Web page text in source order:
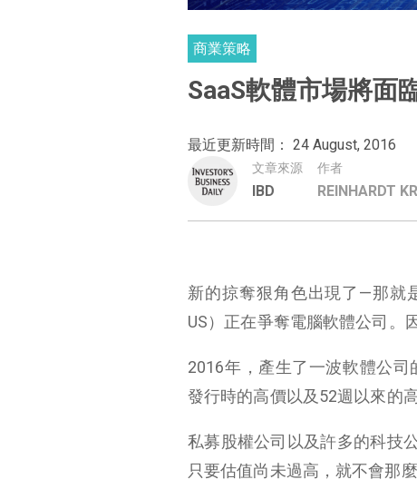
商業策略
SaaS軟體市場將面
最近更新時間： 24 August, 2016
文章來源
IBD
作者
REINHARDT
新的掠奪狠角色出現了—那就
US）正在爭奪電腦軟體公司。
2016年，產生了一波軟體公
發行時的高價以及52週以來的高
私募股權公司以及許多的科技
只要估值尚未過高，就不會那麼